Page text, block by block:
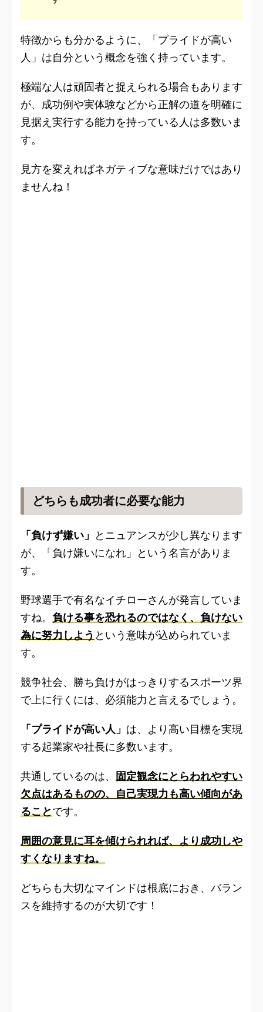
特徴からも分かるように、「プライドが高い
人」は自分という概念を強く持っています。
極端な人は頑固者と捉えられる場合もあります
が、成功例や実体験などから正解の道を明確に
見据え実行する能力を持っている人は多数いま
す。
見方を変えればネガティブな意味だけではあり
ませんね！
どちらも成功者に必要な能力
「負けず嫌い」
とニュアンスが少し異なります
が、「負け嫌いになれ」という名言がありま
す。
野球選手で有名なイチローさんが発言していま
すね。 負ける事を恐れるのではなく、負けない
為に努力しようという意味が込められていま
す。
競争社会、勝ち負けがはっきりするスポーツ界
で上に行くには、必須能力と言えるでしょう。
「プライドが高い人」 は、より高い目標を実現
する起業家や社長に多数います。
共通しているのは、 固定観念にとらわれやすい
欠点はあるものの、自己実現力も高い傾向があ
ることです。
周囲の意見に耳を傾けられれば、より成功しや
すくなりますね。
どちらも大切なマインドは根底におき、バラン
スを維持するのが大切です！